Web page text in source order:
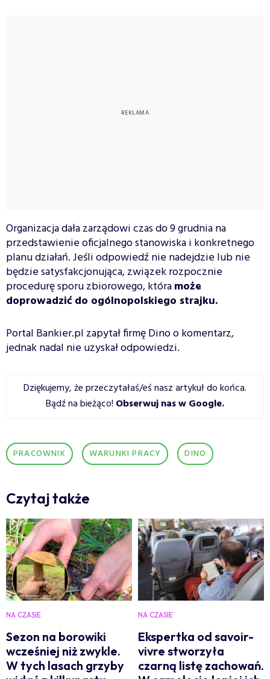
Organizacja dała zarządowi czas do 9 grudnia na
przedstawienie oficjalnego stanowiska i konkretnego
planu działań. Jeśli odpowiedź nie nadejdzie lub nie
będzie satysfakcjonująca, związek rozpocznie
procedurę sporu zbiorowego, któramoże
doprowadzić do ogólnopolskiego strajku.
Portal Bankier.pl zapytał firmę Dino o komentarz,
jednak nadal nie uzyskał odpowiedzi.
Dziękujemy, że przeczytałaś/eś nasz artykuł do końca.
Bądź na bieżąco! Obserwuj nas w Google.
PRACOWNIK WARUNKI PRACY DINO
Czytaj także
NA CZASIE
Sezon na borowiki
wcześniej niż zwykle.
W tych lasach grzyby
NA CZASIE
Ekspertka od savoir-
vivre stworzyła
czarną listę zachowań.